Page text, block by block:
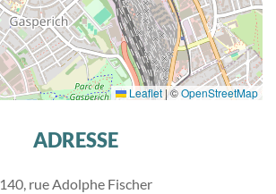
Leaflet |©OpenStreetMap
ADRESSE
140, rue Adolphe Fischer